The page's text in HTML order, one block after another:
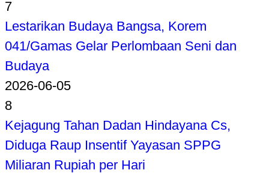
7
Lestarikan Budaya Bangsa, Korem
041/Gamas Gelar Perlombaan Seni dan
Budaya
2026-06-05
8
Kejagung Tahan Dadan Hindayana Cs,
Diduga Raup Insentif Yayasan SPPG
Miliaran Rupiah per Hari